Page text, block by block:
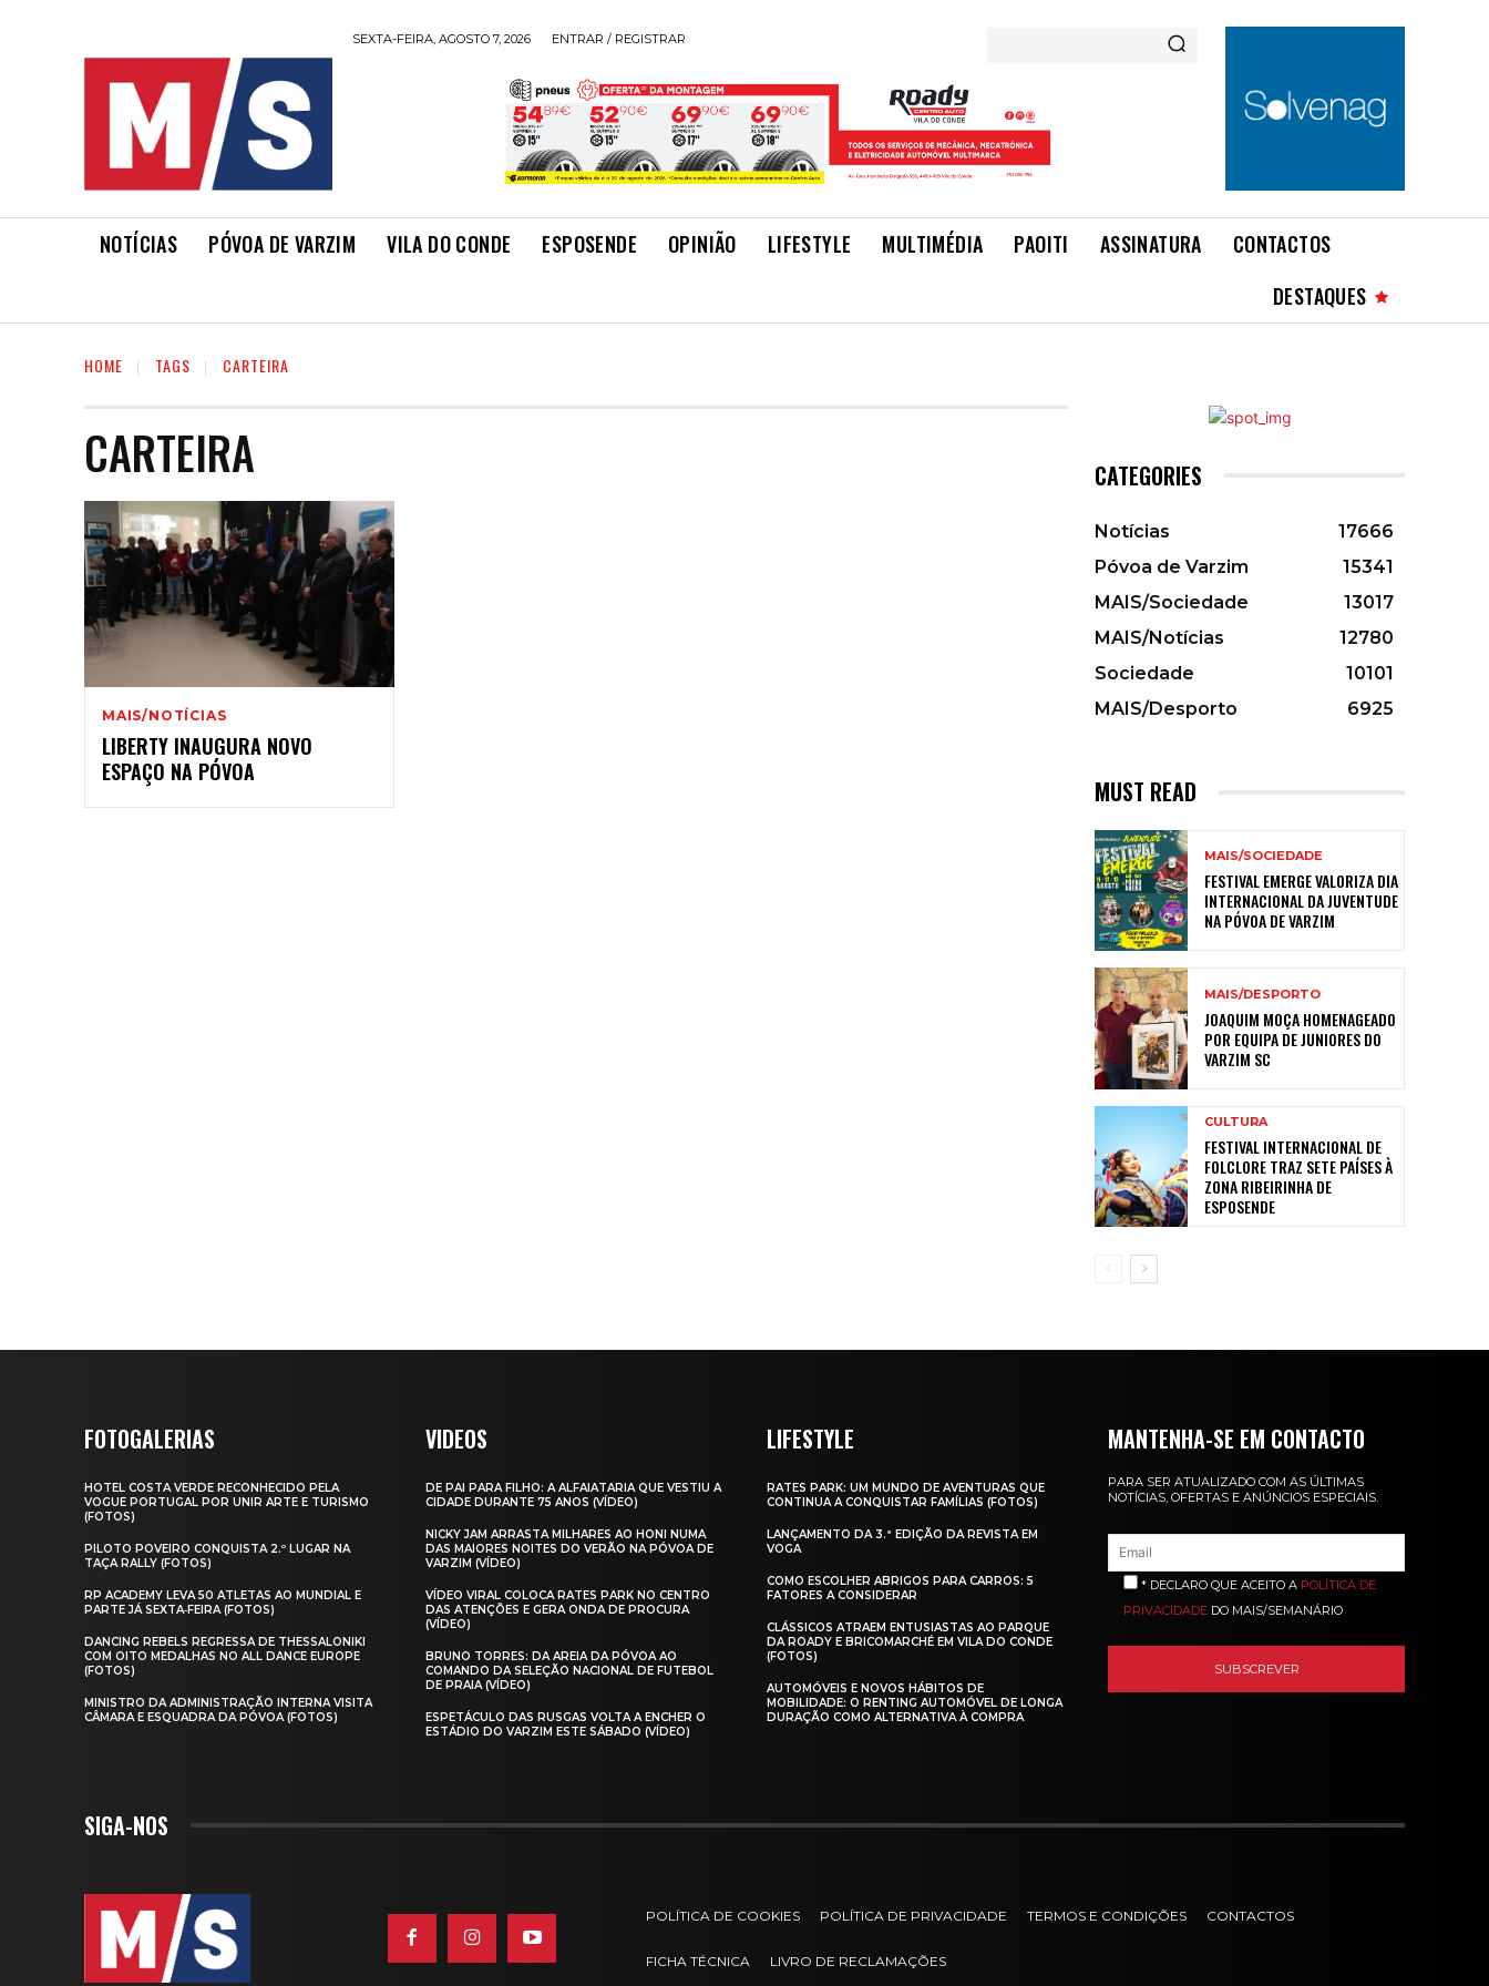
SEXTA-FEIRA, AGOSTO 7, 2026 ENTRAR / REGISTRAR
NOTÍCIAS PÓVOA DE VARZIM VILA DO CONDE ESPOSENDE OPINIÃO LIFESTYLE MULTIMÉDIA PAOITI ASSINATURA
CONTACTOS
DESTAQUES
HOME TAGS CARTEIRA
CARTEIRA
MAIS/NOTÍCIAS
LIBERTY INAUGURA NOVO
ESPAÇO NA PÓVOA
CATEGORIES
Notícias
17666
Póvoa de Varzim
15341
MAIS/Sociedade
13017
MAIS/Notícias
12780
Sociedade
10101
MAIS/Desporto
6925
MUST READ
MAIS/SOCIEDADE
FESTIVAL EMERGE VALORIZA DIA
INTERNACIONAL DA JUVENTUDE
NA PÓVOA DE VARZIM
MAIS/DESPORTO
JOAQUIM MOÇA HOMENAGEADO
POR EQUIPA DE JUNIORES DO
VARZIM SC
CULTURA
FESTIVAL INTERNACIONAL DE
FOLCLORE TRAZ SETE PAÍSES À
ZONA RIBEIRINHA DE
ESPOSENDE
FOTOGALERIAS
HOTEL COSTA VERDE RECONHECIDO PELA
VOGUE PORTUGAL POR UNIR ARTE E TURISMO
(FOTOS)
PILOTO POVEIRO CONQUISTA 2.º LUGAR NA
TAÇA RALLY (FOTOS)
RP ACADEMY LEVA 50 ATLETAS AO MUNDIAL E
PARTE JÁ SEXTA‑FEIRA (FOTOS)
DANCING REBELS REGRESSA DE THESSALONIKI
COM OITO MEDALHAS NO ALL DANCE EUROPE
(FOTOS)
MINISTRO DA ADMINISTRAÇÃO INTERNA VISITA
CÂMARA E ESQUADRA DA PÓVOA (FOTOS)
VIDEOS
DE PAI PARA FILHO: A ALFAIATARIA QUE VESTIU A
CIDADE DURANTE 75 ANOS (VÍDEO)
NICKY JAM ARRASTA MILHARES AO HONI NUMA
DAS MAIORES NOITES DO VERÃO NA PÓVOA DE
VARZIM (VÍDEO)
VÍDEO VIRAL COLOCA RATES PARK NO CENTRO
DAS ATENÇÕES E GERA ONDA DE PROCURA
(VÍDEO)
BRUNO TORRES: DA AREIA DA PÓVOA AO
COMANDO DA SELEÇÃO NACIONAL DE FUTEBOL
DE PRAIA (VÍDEO)
ESPETÁCULO DAS RUSGAS VOLTA A ENCHER O
ESTÁDIO DO VARZIM ESTE SÁBADO (VÍDEO)
LIFESTYLE
RATES PARK: UM MUNDO DE AVENTURAS QUE
CONTINUA A CONQUISTAR FAMÍLIAS (FOTOS)
LANÇAMENTO DA 3.ª EDIÇÃO DA REVISTA EM
VOGA
COMO ESCOLHER ABRIGOS PARA CARROS: 5
FATORES A CONSIDERAR
CLÁSSICOS ATRAEM ENTUSIASTAS AO PARQUE
DA ROADY E BRICOMARCHÉ EM VILA DO CONDE
(FOTOS)
AUTOMÓVEIS E NOVOS HÁBITOS DE
MOBILIDADE: O RENTING AUTOMÓVEL DE LONGA
DURAÇÃO COMO ALTERNATIVA À COMPRA
MANTENHA-SE EM CONTACTO
PARA SER ATUALIZADO COM AS ÚLTIMAS
NOTÍCIAS, OFERTAS E ANÚNCIOS ESPECIAIS.
* DECLARO QUE ACEITO A POLÍTICA DE
PRIVACIDADE DO MAIS/SEMANÁRIO
SIGA-NOS
POLÍTICA DE COOKIES POLÍTICA DE PRIVACIDADE TERMOS E CONDIÇÕES CONTACTOS
FICHA TÉCNICA LIVRO DE RECLAMAÇÕES